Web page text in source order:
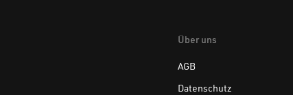
Über uns
AGB
Datenschutz